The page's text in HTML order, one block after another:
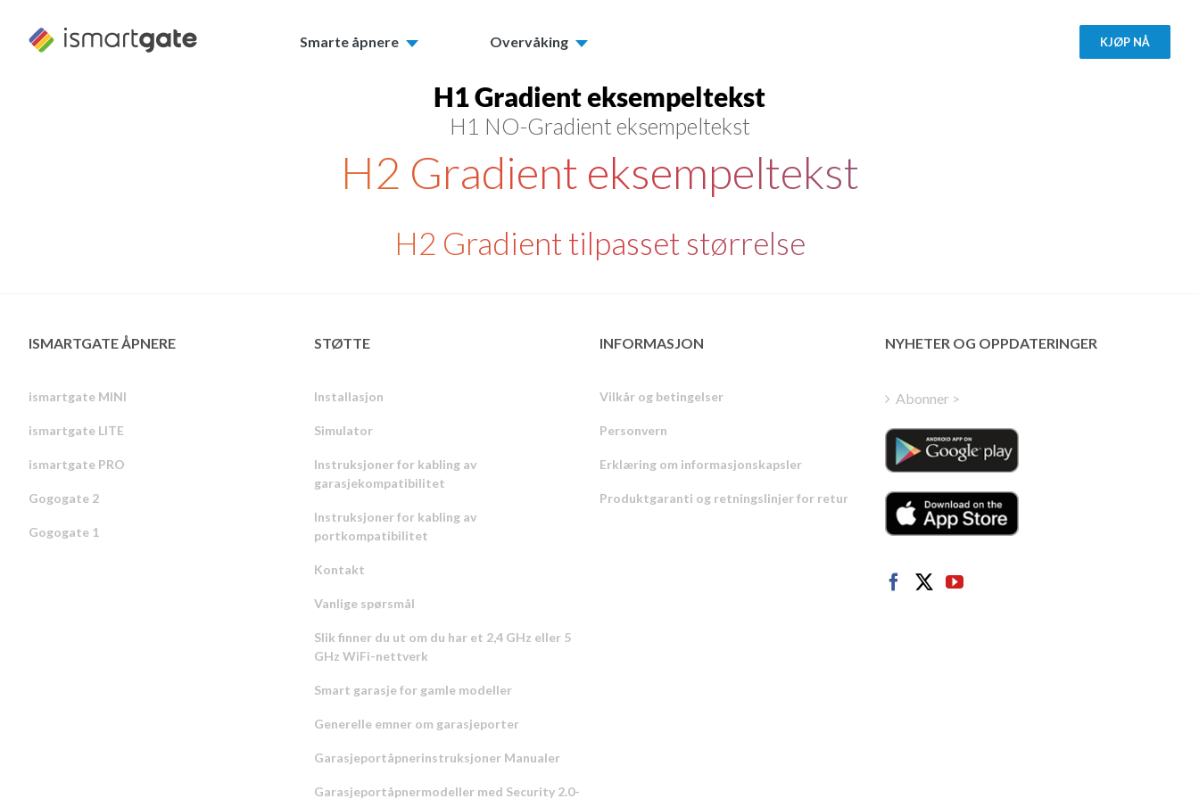
innhold
Smarte åpnere Overvåking KJØP NÅ
H1 Gradient eksempeltekst
H1 NO-Gradient eksempeltekst
H2 Gradient eksempeltekst
H2 Gradient tilpasset størrelse
ISMARTGATE ÅPNERE
ismartgate MINI
ismartgate LITE
ismartgate PRO
Gogogate 2
Gogogate 1
STØTTE
Installasjon
Simulator
Instruksjoner for kabling av
garasjekompatibilitet
Instruksjoner for kabling av
portkompatibilitet
Kontakt
Vanlige spørsmål
Slik finner du ut om du har et 2,4 GHz eller 5
GHz WiFi-nettverk
Smart garasje for gamle modeller
Generelle emner om garasjeporter
Garasjeportåpnerinstruksjoner Manualer
Garasjeportåpnermodeller med Security 2.0-
INFORMASJON
Vilkår og betingelser
Personvern
Erklæring om informasjonskapsler
Produktgaranti og retningslinjer for retur
NYHETER OG OPPDATERINGER
Abonner >
Finnish
Greek
Latvian
Estonian